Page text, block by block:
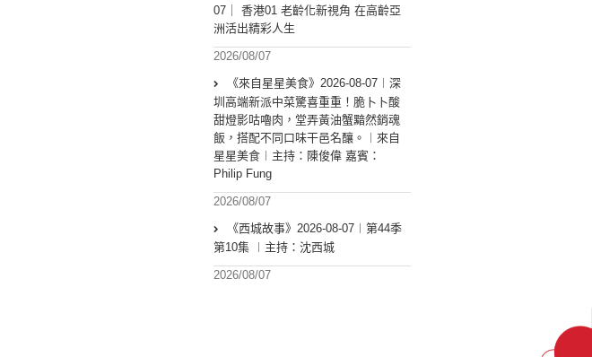
07｜ 香港01 老齡化新視角 在高齡亞
洲活出精彩人生
2026/08/07
《來自星星美食》2026-08-07︱深
圳高端新派中菜驚喜重重！脆卜卜酸
甜燈影咕嚕肉，堂弄黃油蟹黯然銷魂
飯，搭配不同口味干邑名釀。︱來自
星星美食︱主持：陳俊偉 嘉賓：
Philip Fung
2026/08/07
《西城故事》2026-08-07︱第44季
第10集 ︱主持：沈西城
2026/08/07